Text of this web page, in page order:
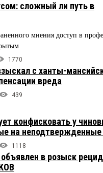
сложный ли путь в
мнения доступ в
1770
с ханты-
вреда
439
конфисковать у
на
1118
в розыск